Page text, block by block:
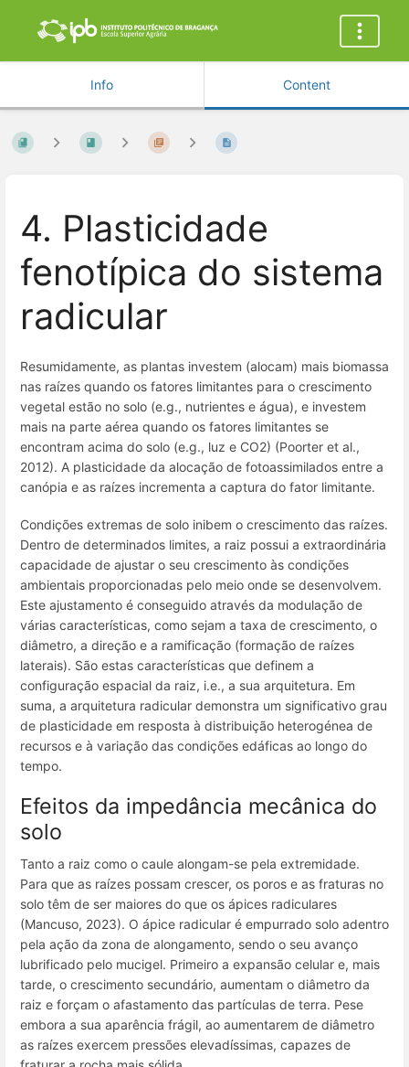
Info Content
4. Plasticidade
fenotípica do sistema
radicular
Resumidamente, as plantas investem (alocam) mais biomassa
nas raízes quando os fatores limitantes para o crescimento
vegetal estão no solo (e.g., nutrientes e água), e investem
mais na parte aérea quando os fatores limitantes se
encontram acima do solo (e.g., luz e CO2) (Poorter et al.,
2012). A plasticidade da alocação de fotoassimilados entre a
canópia e as raízes incrementa a captura do fator limitante.
Condições extremas de solo inibem o crescimento das raízes.
Dentro de determinados limites, a raiz possui a extraordinária
capacidade de ajustar o seu crescimento às condições
ambientais proporcionadas pelo meio onde se desenvolvem.
Este ajustamento é conseguido através da modulação de
várias características, como sejam a taxa de crescimento, o
diâmetro, a direção e a ramificação (formação de raízes
laterais). São estas características que definem a
configuração espacial da raiz, i.e., a sua arquitetura. Em
suma, a arquitetura radicular demonstra um significativo grau
de plasticidade em resposta à distribuição heterogénea de
recursos e à variação das condições edáficas ao longo do
tempo.
Efeitos da impedância mecânica do
solo
Tanto a raiz como o caule alongam-se pela extremidade.
Para que as raízes possam crescer, os poros e as fraturas no
solo têm de ser maiores do que os ápices radiculares
(Mancuso, 2023). O ápice radicular é empurrado solo adentro
pela ação da zona de alongamento, sendo o seu avanço
lubrificado pelo mucigel. Primeiro a expansão celular e, mais
tarde, o crescimento secundário, aumentam o diâmetro da
raiz e forçam o afastamento das partículas de terra. Pese
embora a sua aparência frágil, ao aumentarem de diâmetro
as raízes exercem pressões elevadíssimas, capazes de